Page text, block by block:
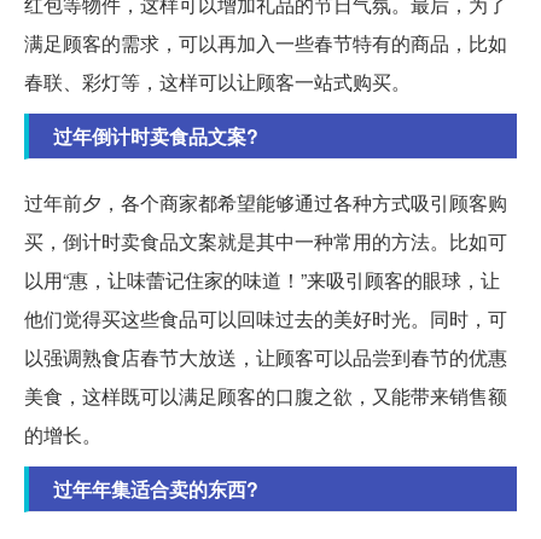
满足顾客的需求，可以再加入一些春节特有的商品，比如
春联、彩灯等，这样可以让顾客一站式购买。
过年倒计时卖食品文案?
过年前夕，各个商家都希望能够通过各种方式吸引顾客购
买，倒计时卖食品文案就是其中一种常用的方法。比如可
以用“惠，让味蕾记住家的味道！”来吸引顾客的眼球，让
他们觉得买这些食品可以回味过去的美好时光。同时，可
以强调熟食店春节大放送，让顾客可以品尝到春节的优惠
美食，这样既可以满足顾客的口腹之欲，又能带来销售额
的增长。
过年年集适合卖的东西?